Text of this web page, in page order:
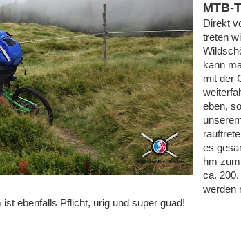
MTB-
Direkt
treten
kann
mit der
eben,
es
hm
ca. 200,
werden
ebenfalls Pflicht, urig und super guad!